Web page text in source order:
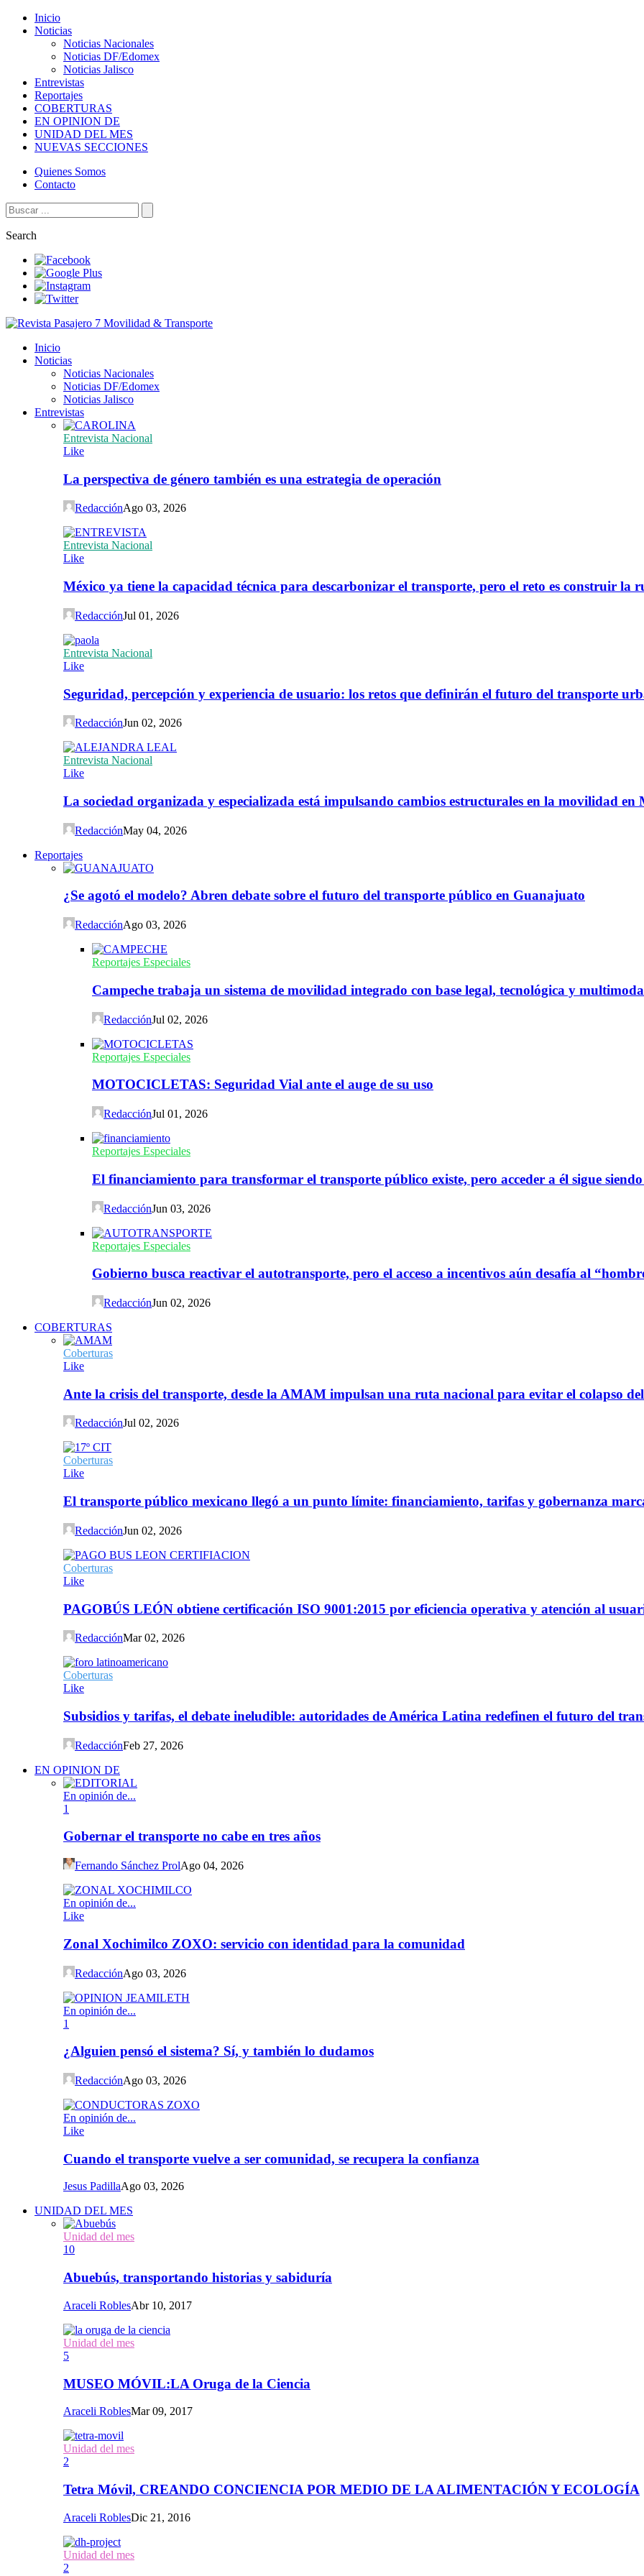
Inicio
Noticias
Noticias Nacionales
Noticias DF/Edomex
Noticias Jalisco
Entrevistas
Reportajes
COBERTURAS
EN OPINION DE
UNIDAD DEL MES
NUEVAS SECCIONES
Quienes Somos
Contacto
Search
Inicio
Noticias
Noticias Nacionales
Noticias DF/Edomex
Noticias Jalisco
Entrevistas
Entrevista Nacional
Like
La perspectiva de género también es una estrategia de operación
RedacciónAgo 03, 2026
Entrevista Nacional
Like
México ya tiene la capacidad técnica para descarbonizar el transporte, pero el reto es construir la
RedacciónJul 01, 2026
Entrevista Nacional
Like
Seguridad, percepción y experiencia de usuario: los retos que definirán el futuro del transporte
RedacciónJun 02, 2026
Entrevista Nacional
Like
La sociedad organizada y especializada está impulsando cambios estructurales en la movilidad en
RedacciónMay 04, 2026
Reportajes
¿Se agotó el modelo? Abren debate sobre el futuro del transporte público en Guanajuato
RedacciónAgo 03, 2026
Reportajes Especiales
Campeche trabaja un sistema de movilidad integrado con base legal, tecnológica y
RedacciónJul 02, 2026
Reportajes Especiales
MOTOCICLETAS: Seguridad Vial ante el auge de su uso
RedacciónJul 01, 2026
Reportajes Especiales
El financiamiento para transformar el transporte público existe, pero acceder a él sigue
RedacciónJun 03, 2026
Reportajes Especiales
Gobierno busca reactivar el autotransporte, pero el acceso a incentivos aún desafía al
RedacciónJun 02, 2026
COBERTURAS
Coberturas
Like
Ante la crisis del transporte, desde la AMAM impulsan una ruta nacional para evitar el colapso del
RedacciónJul 02, 2026
Coberturas
Like
El transporte público mexicano llegó a un punto límite: financiamiento, tarifas y gobernanza
RedacciónJun 02, 2026
Coberturas
Like
PAGOBÚS LEÓN obtiene certificación ISO 9001:2015 por eficiencia operativa y atención al
RedacciónMar 02, 2026
Coberturas
Like
Subsidios y tarifas, el debate ineludible: autoridades de América Latina redefinen el futuro del
RedacciónFeb 27, 2026
EN OPINION DE
En opinión de...
1
Gobernar el transporte no cabe en tres años
Fernando Sánchez ProlAgo 04, 2026
En opinión de...
Like
Zonal Xochimilco ZOXO: servicio con identidad para la comunidad
RedacciónAgo 03, 2026
En opinión de...
1
¿Alguien pensó el sistema? Sí, y también lo dudamos
RedacciónAgo 03, 2026
En opinión de...
Like
Cuando el transporte vuelve a ser comunidad, se recupera la confianza
Jesus PadillaAgo 03, 2026
UNIDAD DEL MES
Unidad del mes
10
Abuebús, transportando historias y sabiduría
Araceli RoblesAbr 10, 2017
Unidad del mes
5
MUSEO MÓVIL:LA Oruga de la Ciencia
Araceli RoblesMar 09, 2017
Unidad del mes
2
Tetra Móvil, CREANDO CONCIENCIA POR MEDIO DE LA ALIMENTACIÓN Y ECOLOGÍA
Araceli RoblesDic 21, 2016
Unidad del mes
2